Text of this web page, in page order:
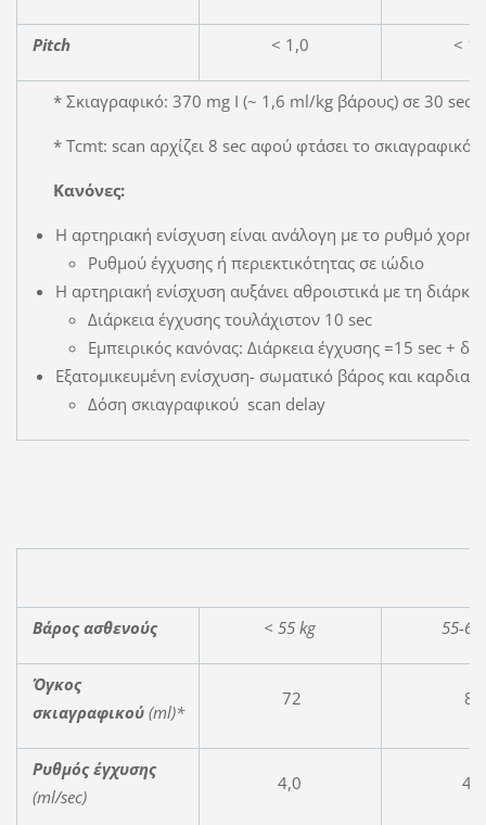
Pitch < 1,0 <
* Σκιαγραφικό: 370 mg I (~ 1,6 ml/kg βάρους) σε 30 sec
* Tcmt: scan αρχίζει 8 sec αφού φτάσει το σκιαγραφικό
Κανόνες:
Η αρτηριακή ενίσχυση είναι ανάλογη με το ρυθμό
Ρυθμού έγχυσης ή περιεκτικότητας σε ιώδιο
Η αρτηριακή ενίσχυση αυξάνει αθροιστικά με τη
Διάρκεια έγχυσης τουλάχιστον 10 sec
Εμπειρικός κανόνας: Διάρκεια έγχυσης =15 sec +
Εξατομικευμένη ενίσχυση- σωματικό βάρος και
Δόση σκιαγραφικού scan delay
Βάρος ασθενούς < 55 kg 55-65
Όγκος
σκιαγραφικού (ml)*
72 81
Ρυθμός έγχυσης
(ml/sec)
4,0 4,5